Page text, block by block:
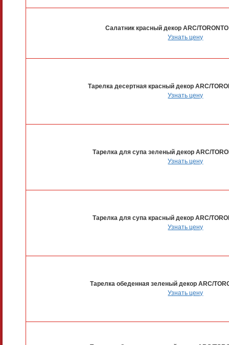
Салатник красный декор ARC/
Узнать цену
Тарелка десертная красный декор ARC/
Узнать цену
Тарелка для супа зеленый декор ARC/
Узнать цену
Тарелка для супа красный декор ARC/
Узнать цену
Тарелка обеденная зеленый декор ARC/
Узнать цену